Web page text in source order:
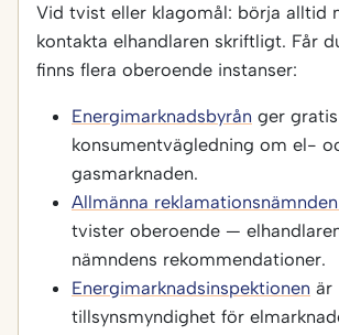
Vid tvist eller klagomål: börja alltid
kontakta elhandlaren skriftligt. Får
finns flera oberoende instanser:
Energimarknadsbyrån ger gratis
konsumentvägledning om el-
gasmarknaden.
Allmänna
tvister oberoende —
nämndens rekommendationer.
Energimarknadsinspektionen är
tillsynsmyndighet för